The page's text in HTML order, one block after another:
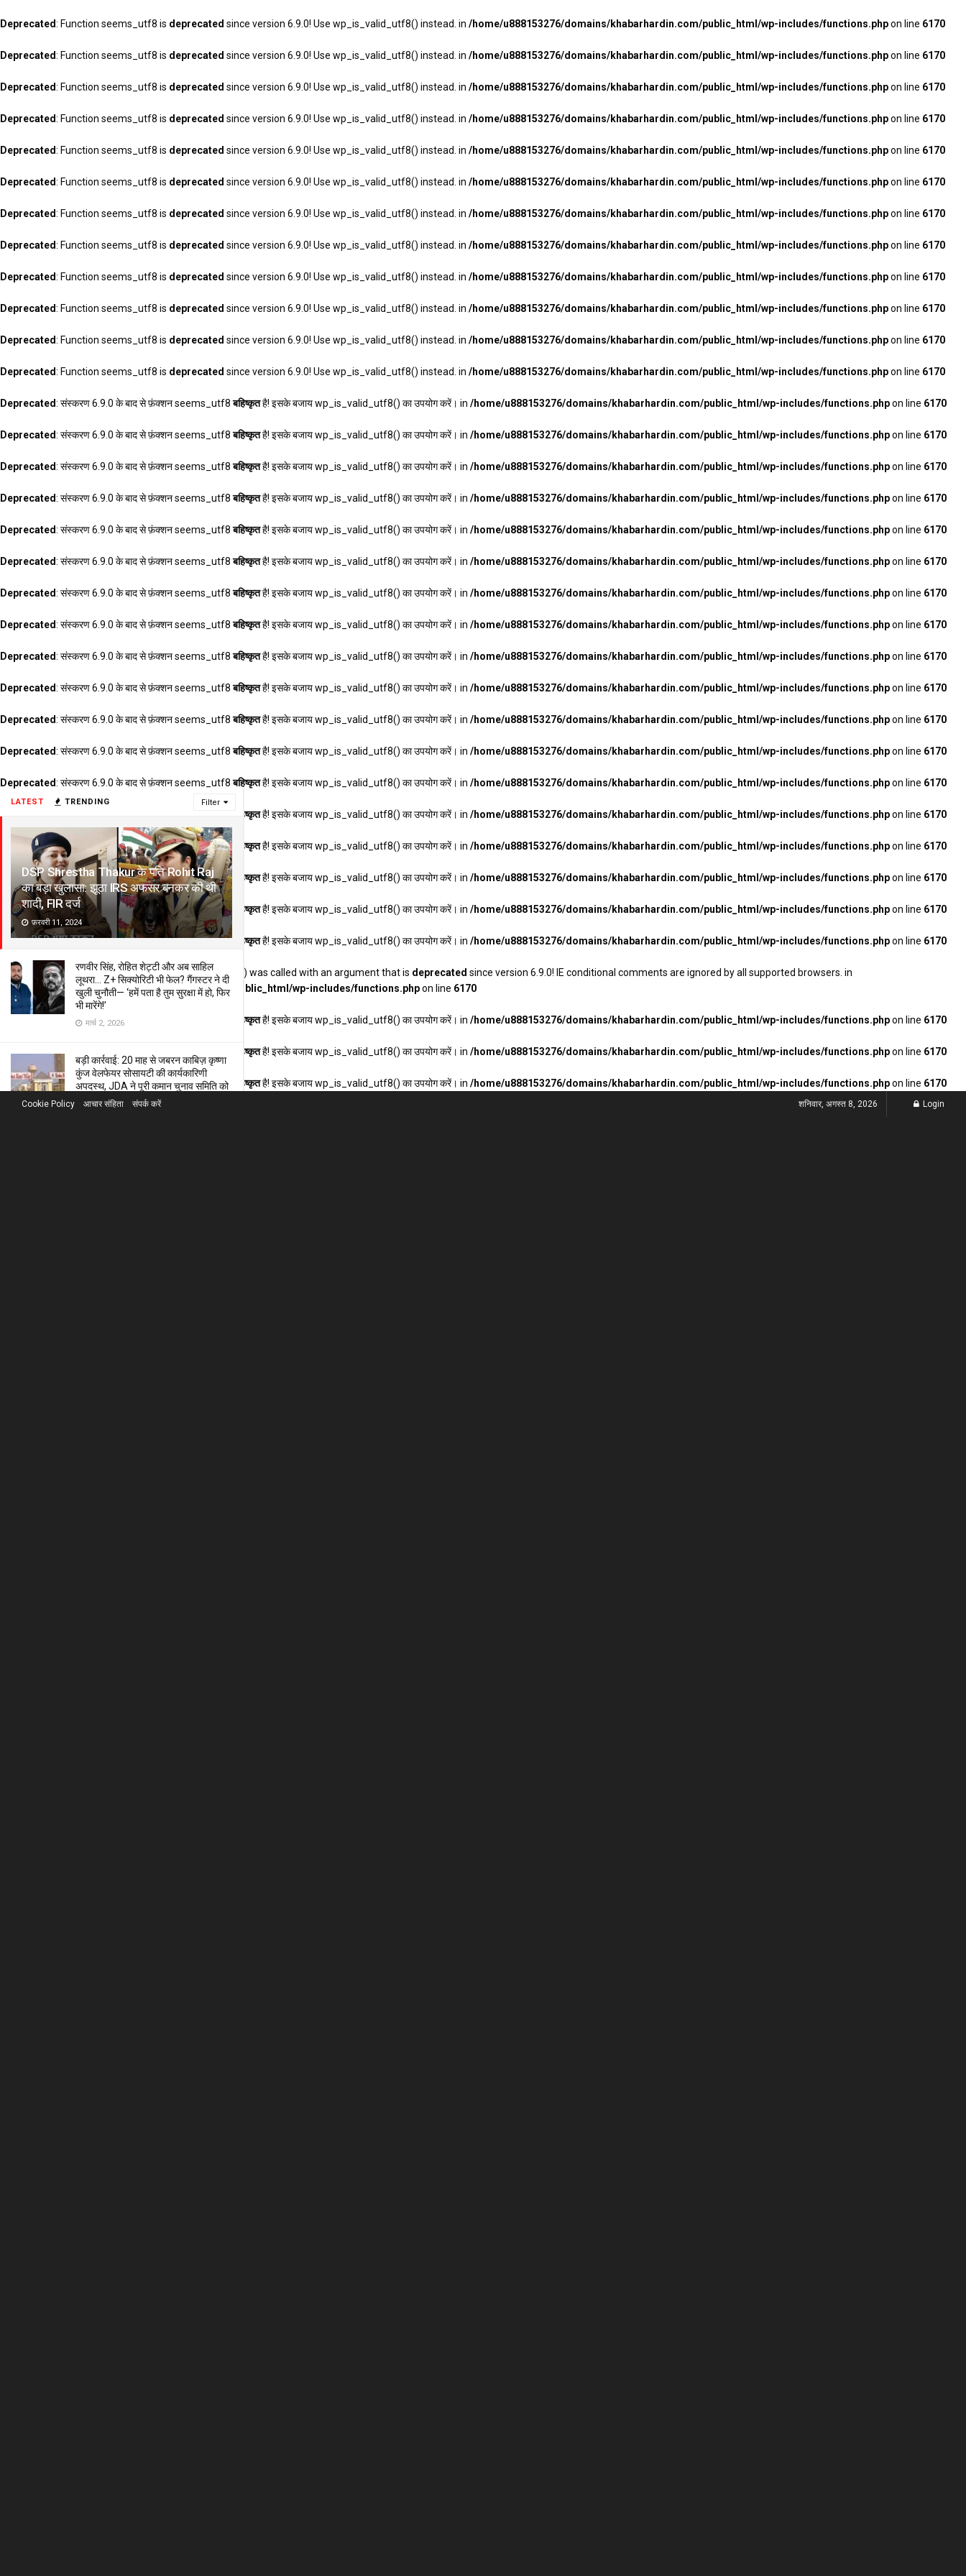
Deprecated: Function seems_utf8 is deprecated since version 6.9.0! Use wp_is_valid_utf8() instead. in /home/u888153276/domains/khabarhardin.com/public_html/wp-includes/functions.phpon line 6170
Deprecated: Function seems_utf8 is deprecated since version 6.9.0! Use wp_is_valid_utf8() instead. in /home/u888153276/domains/khabarhardin.com/public_html/wp-includes/functions.phpon line 6170
Deprecated: Function seems_utf8 is deprecated since version 6.9.0! Use wp_is_valid_utf8() instead. in /home/u888153276/domains/khabarhardin.com/public_html/wp-includes/functions.phpon line 6170
Deprecated: Function seems_utf8 is deprecated since version 6.9.0! Use wp_is_valid_utf8() instead. in /home/u888153276/domains/khabarhardin.com/public_html/wp-includes/functions.phpon line 6170
Deprecated: Function seems_utf8 is deprecated since version 6.9.0! Use wp_is_valid_utf8() instead. in /home/u888153276/domains/khabarhardin.com/public_html/wp-includes/functions.phpon line 6170
Deprecated: Function seems_utf8 is deprecated since version 6.9.0! Use wp_is_valid_utf8() instead. in /home/u888153276/domains/khabarhardin.com/public_html/wp-includes/functions.phpon line 6170
Deprecated: Function seems_utf8 is deprecated since version 6.9.0! Use wp_is_valid_utf8() instead. in /home/u888153276/domains/khabarhardin.com/public_html/wp-includes/functions.phpon line 6170
Deprecated: Function seems_utf8 is deprecated since version 6.9.0! Use wp_is_valid_utf8() instead. in /home/u888153276/domains/khabarhardin.com/public_html/wp-includes/functions.phpon line 6170
Deprecated: Function seems_utf8 is deprecated since version 6.9.0! Use wp_is_valid_utf8() instead. in /home/u888153276/domains/khabarhardin.com/public_html/wp-includes/functions.phpon line 6170
Deprecated: Function seems_utf8 is deprecated since version 6.9.0! Use wp_is_valid_utf8() instead. in /home/u888153276/domains/khabarhardin.com/public_html/wp-includes/functions.phpon line 6170
Deprecated: Function seems_utf8 is deprecated since version 6.9.0! Use wp_is_valid_utf8() instead. in /home/u888153276/domains/khabarhardin.com/public_html/wp-includes/functions.phpon line 6170
Deprecated: Function seems_utf8 is deprecated since version 6.9.0! Use wp_is_valid_utf8() instead. in /home/u888153276/domains/khabarhardin.com/public_html/wp-includes/functions.phpon line 6170
Deprecated: संस्करण 6.9.0 के बाद से फ़ंक्शन seems_utf8बहिष्कृतहै! इसके बजाय wp_is_valid_utf8() का उपयोग करें। in /home/u888153276/domains/khabarhardin.com/public_html/wp-includes/functions.phpon line 6170
Deprecated: संस्करण 6.9.0 के बाद से फ़ंक्शन seems_utf8बहिष्कृतहै! इसके बजाय wp_is_valid_utf8() का उपयोग करें। in /home/u888153276/domains/khabarhardin.com/public_html/wp-includes/functions.phpon line 6170
Deprecated: संस्करण 6.9.0 के बाद से फ़ंक्शन seems_utf8बहिष्कृतहै! इसके बजाय wp_is_valid_utf8() का उपयोग करें। in /home/u888153276/domains/khabarhardin.com/public_html/wp-includes/functions.phpon line 6170
Deprecated: संस्करण 6.9.0 के बाद से फ़ंक्शन seems_utf8बहिष्कृतहै! इसके बजाय wp_is_valid_utf8() का उपयोग करें। in /home/u888153276/domains/khabarhardin.com/public_html/wp-includes/functions.phpon line 6170
Deprecated: संस्करण 6.9.0 के बाद से फ़ंक्शन seems_utf8बहिष्कृतहै! इसके बजाय wp_is_valid_utf8() का उपयोग करें। in /home/u888153276/domains/khabarhardin.com/public_html/wp-includes/functions.phpon line 6170
Deprecated: संस्करण 6.9.0 के बाद से फ़ंक्शन seems_utf8बहिष्कृतहै! इसके बजाय wp_is_valid_utf8() का उपयोग करें। in /home/u888153276/domains/khabarhardin.com/public_html/wp-includes/functions.phpon line 6170
Deprecated: संस्करण 6.9.0 के बाद से फ़ंक्शन seems_utf8बहिष्कृतहै! इसके बजाय wp_is_valid_utf8() का उपयोग करें। in /home/u888153276/domains/khabarhardin.com/public_html/wp-includes/functions.phpon line 6170
Deprecated: संस्करण 6.9.0 के बाद से फ़ंक्शन seems_utf8बहिष्कृतहै! इसके बजाय wp_is_valid_utf8() का उपयोग करें। in /home/u888153276/domains/khabarhardin.com/public_html/wp-includes/functions.phpon line 6170
Deprecated: संस्करण 6.9.0 के बाद से फ़ंक्शन seems_utf8बहिष्कृतहै! इसके बजाय wp_is_valid_utf8() का उपयोग करें। in /home/u888153276/domains/khabarhardin.com/public_html/wp-includes/functions.phpon line 6170
Deprecated: संस्करण 6.9.0 के बाद से फ़ंक्शन seems_utf8बहिष्कृतहै! इसके बजाय wp_is_valid_utf8() का उपयोग करें। in /home/u888153276/domains/khabarhardin.com/public_html/wp-includes/functions.phpon line 6170
Deprecated: संस्करण 6.9.0 के बाद से फ़ंक्शन seems_utf8बहिष्कृतहै! इसके बजाय wp_is_valid_utf8() का उपयोग करें। in /home/u888153276/domains/khabarhardin.com/public_html/wp-includes/functions.phpon line 6170
Deprecated: संस्करण 6.9.0 के बाद से फ़ंक्शन seems_utf8बहिष्कृतहै! इसके बजाय wp_is_valid_utf8() का उपयोग करें। in /home/u888153276/domains/khabarhardin.com/public_html/wp-includes/functions.phpon line 6170
Deprecated: संस्करण 6.9.0 के बाद से फ़ंक्शन seems_utf8बहिष्कृतहै! इसके बजाय wp_is_valid_utf8() का उपयोग करें। in /home/u888153276/domains/khabarhardin.com/public_html/wp-includes/functions.phpon line 6170
Deprecated बहिष्कृतहै! इसके बजाय wp_is_valid_utf8() का उपयोग करें। in /home/u888153276/domains/khabarhardin.com/public_html/wp-includes/functions.phpon line 6170
Deprecated: संस्करण 6.9.0 के बाद से फ़ंक्शन seems_utf8 बहिष्कृतहै! इसके बजाय wp_is_valid_utf8() का उपयोग करें। in /home/u888153276/domains/khabarhardin.com/public_html/wp-includes/functions.phpon line 6170
Deprecated: संस्करण 6.9.0 के बाद से फ़ंक्शन seems_utf8 बहिष्कृतहै! इसके बजाय wp_is_valid_utf8() का उपयोग करें। in /home/u888153276/domains/khabarhardin.com/public_html/wp-includes/functions.phpon line 6170
Deprecated: संस्करण 6.9.0 के बाद से फ़ंक्शन seems_utf8 बहिष्कृतहै! इसके बजाय wp_is_valid_utf8() का उपयोग करें। in /home/u888153276/domains/khabarhardin.com/public_html/wp-includes/functions.phpon line 6170
Deprecated: संस्करण 6.9.0 के बाद से फ़ंक्शन seems_utf8 बहिष्कृतहै! इसके बजाय wp_is_valid_utf8() का उपयोग करें। in /home/u888153276/domains/khabarhardin.com/public_html/wp-includes/functions.phpon line 6170
Deprecated: Function WP_Dependencies->add_data() was called with an argument that is deprecated since version 6.9.0! IE conditional comments are ignored by all supported browsers. in
/home/u888153276/domains/khabarhardin.com/public_html/wp-includes/functions.phpon line 6170
: संस्करण 6.9.0 के बाद से फ़ंक्शन seems_utf8 बहिष्कृतहै! इसके बजाय wp_is_valid_utf8() का उपयोग करें। in /home/u888153276/domains/khabarhardin.com/public_html/wp-includes/functions.phpon line 6170
Deprecated: संस्करण 6.9.0 के बाद से फ़ंक्शन seems_utf8 बहिष्कृतहै! इसके बजाय wp_is_valid_utf8() का उपयोग करें। in /home/u888153276/domains/khabarhardin.com/public_html/wp-includes/functions.phpon line 6170
Deprecated: संस्करण 6.9.0 के बाद से फ़ंक्शन seems_utf8 बहिष्कृतहै! इसके बजाय wp_is_valid_utf8() का उपयोग करें। in /home/u888153276/domains/khabarhardin.com/public_html/wp-includes/functions.phpon line 6170
LATEST TRENDING Filter
DSP Shrestha Thakur के पति Rohit Raj
का बड़ा खुलासा: झूठा IRS अफसर बनकर की थी
शादी, FIR दर्ज
फ़रवरी 11, 2024
रणवीर सिंह, रोहित शेट्टी और अब साहिल
लूथरा… Z+ सिक्योरिटी भी फेल? गैंगस्टर ने दी
खुली चुनौती— ‘हमें पता है तुम सुरक्षा में हो, फिर
भी मारेंगे!’
मार्च 2, 2026
बड़ी कार्रवाई: 20 माह से जबरन काबिज़ कृष्णा
कुंज वेलफेयर सोसायटी की कार्यकारिणी
अपदस्थ, JDA ने पूरी कमान चुनाव समिति को
सौंपी
Cookie Policy आचार संहिता संपर्क करें शनिवार, अगस्त 8, 2026 Login